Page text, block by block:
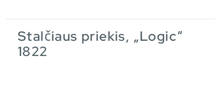
Stalčiaus priekis, „Logic“
1822